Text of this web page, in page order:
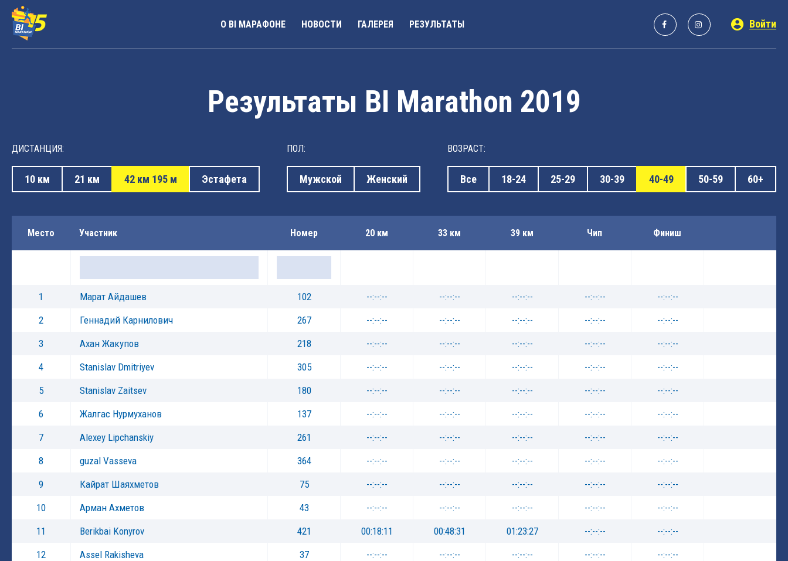
О BI МАРАФОНЕ НОВОСТИ ГАЛЕРЕЯ РЕЗУЛЬТАТЫ Войти
Результаты BI Marathon 2019
ДИСТАНЦИЯ:
10 км 21 км 42 км 195 м Эстафета
ПОЛ:
Мужской Женский
ВОЗРАСТ:
Все 18-24 25-29 30-39 40-49 50-59 60+
Место Участник Номер 20 км 33 км 39 км Чип Финиш
1 Марат Айдашев 102 --:--:-- --:--:-- --:--:-- --:--:--
--:--:--
2
Геннадий Карнилович 267 --:--:-- --:--:-- --:--:-- --:--:--
--:--:--
3
Ахан Жакупов 218 --:--:-- --:--:-- --:--:-- --:--:--
--:--:--
4
Stanislav Dmitriyev 305 --:--:-- --:--:-- --:--:-- --:--:--
--:--:--
5
Stanislav Zaitsev 180 --:--:-- --:--:-- --:--:-- --:--:--
--:--:--
6
Жалгас Нурмуханов 137 --:--:-- --:--:-- --:--:-- --:--:--
--:--:--
7
Alexey Lipchanskiy 261 --:--:-- --:--:-- --:--:-- --:--:--
--:--:--
8
guzal Vasseva 364 --:--:-- --:--:-- --:--:-- --:--:--
--:--:--
9
Кайрат Шаяхметов 75 --:--:-- --:--:-- --:--:-- --:--:--
--:--:--
10
Арман Ахметов 43 --:--:-- --:--:-- --:--:-- --:--:--
--:--:--
11
Berikbai Konyrov 421 00:18:11 00:48:31 01:23:27 --:--:--
--:--:--
12
Assel Rakisheva 37 --:--:-- --:--:-- --:--:-- --:--:--
--:--:--